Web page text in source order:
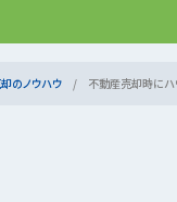
のノウハウ 不動産売却時にハ